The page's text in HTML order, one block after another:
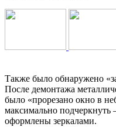
Также было обнаружено
После демонтажа
было «прорезано окно в
максимально подчеркнуть
оформлены зеркалами.